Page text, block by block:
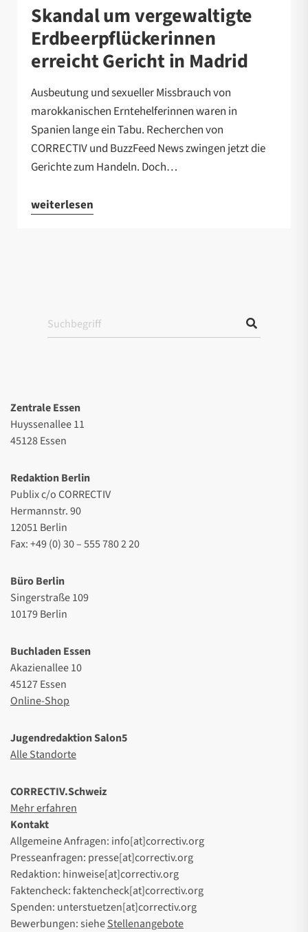
Skandal um vergewaltigte
Erdbeerpflückerinnen
erreicht Gericht in Madrid
Ausbeutung und sexueller Missbrauch von
marokkanischen Erntehelferinnen waren in
Spanien lange ein Tabu. Recherchen von
CORRECTIV und BuzzFeed News zwingen jetzt die
Gerichte zum Handeln. Doch…
weiterlesen
Zentrale Essen
Huyssenallee 11
45128 Essen
Redaktion Berlin
Publix c/o CORRECTIV
Hermannstr. 90
12051 Berlin
Fax: +49 (0) 30 – 555 780 2 20
Büro Berlin
Singerstraße 109
10179 Berlin
Buchladen Essen
Akazienallee 10
45127 Essen
Online-Shop
Jugendredaktion Salon5
Alle Standorte
CORRECTIV.Schweiz
Mehr erfahren
Kontakt
Allgemeine Anfragen: info[at]correctiv.org
Presseanfragen: presse[at]correctiv.org
Redaktion: hinweise[at]correctiv.org
Faktencheck: faktencheck[at]correctiv.org
Spenden: unterstuetzen[at]correctiv.org
Bewerbungen: sieheStellenangebote